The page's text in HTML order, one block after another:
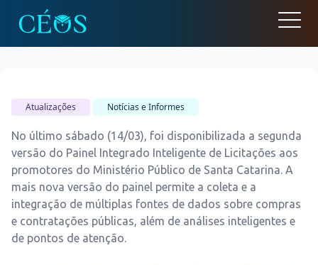
Atualizações Notícias e Informes
No último sábado (14/03), foi disponibilizada a segunda
versão do Painel Integrado Inteligente de Licitações aos
promotores do Ministério Público de Santa Catarina. A
mais nova versão do painel permite a coleta e a
integração de múltiplas fontes de dados sobre compras
e contratações públicas, além de análises inteligentes e
de pontos de atenção.